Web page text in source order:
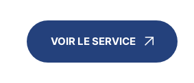
VOIR LE SERVICE